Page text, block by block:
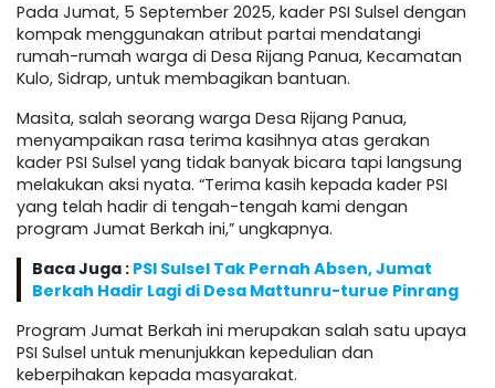
Pada Jumat, 5 September 2025, kader PSI Sulsel dengan
kompak menggunakan atribut partai mendatangi
rumah-rumah warga di Desa Rijang Panua, Kecamatan
Kulo, Sidrap, untuk membagikan bantuan.
Masita, salah seorang warga Desa Rijang Panua,
menyampaikan rasa terima kasihnya atas gerakan
kader PSI Sulsel yang tidak banyak bicara tapi langsung
melakukan aksi nyata. “Terima kasih kepada kader PSI
yang telah hadir di tengah-tengah kami dengan
program Jumat Berkah ini,” ungkapnya.
Baca Juga : PSI Sulsel Tak Pernah Absen, Jumat
Berkah Hadir Lagi di Desa Mattunru-turue Pinrang
Program Jumat Berkah ini merupakan salah satu upaya
PSI Sulsel untuk menunjukkan kepedulian dan
keberpihakan kepada masyarakat.